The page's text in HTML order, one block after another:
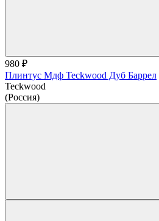
980 ₽
Плинтус Мдф Teckwood Дуб Баррел
Teckwood
(Россия)